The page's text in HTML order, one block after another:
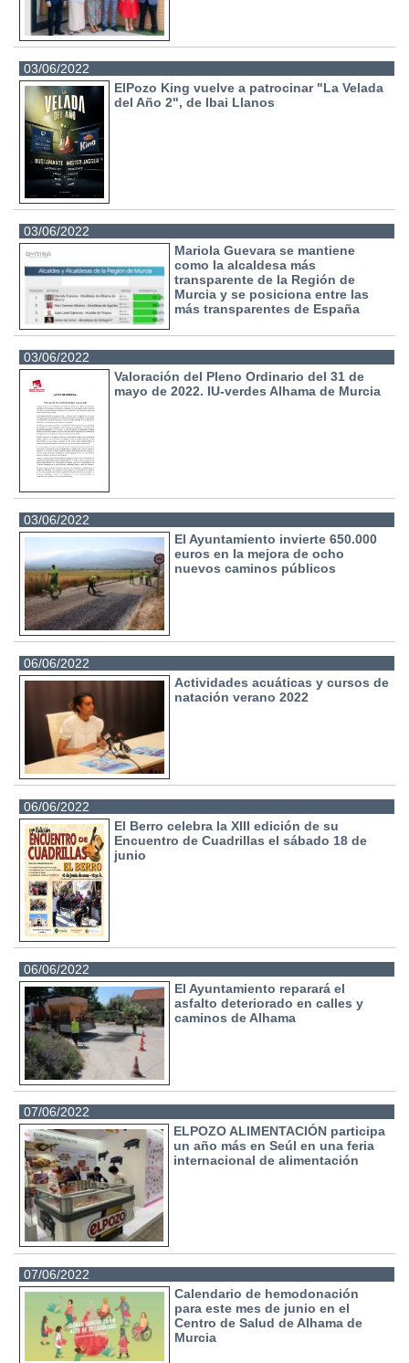
03/06/2022
ElPozo King vuelve a patrocinar "La Velada
del Año 2", de Ibai Llanos
03/06/2022
Mariola Guevara se mantiene
como la alcaldesa más
transparente de la Región de
Murcia y se posiciona entre las
más transparentes de España
03/06/2022
Valoración del Pleno Ordinario del 31 de
mayo de 2022. IU-verdes Alhama de Murcia
03/06/2022
El Ayuntamiento invierte 650.000
euros en la mejora de ocho
nuevos caminos públicos
06/06/2022
Actividades acuáticas y cursos de
natación verano 2022
06/06/2022
El Berro celebra la XIII edición de su
Encuentro de Cuadrillas el sábado 18 de
junio
06/06/2022
El Ayuntamiento reparará el
asfalto deteriorado en calles y
caminos de Alhama
07/06/2022
ELPOZO ALIMENTACIÓN participa
un año más en Seúl en una feria
internacional de alimentación
07/06/2022
Calendario de hemodonación
para este mes de junio en el
Centro de Salud de Alhama de
Murcia